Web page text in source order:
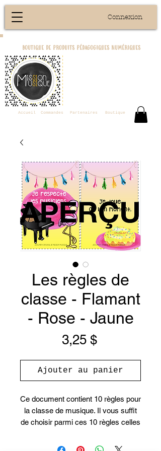
Connexion
boutique de produits pédagogiques numériques
Accueil Commandes Partenaires Boutique
Les règles de
classe - Flamant
- Rose - Jaune
3,25 $Prix
Ajouter au panier
Ce document contient 10 règles pour
la classe de musique. Il vous suffit
de choisir parmi ces 10 règles celles